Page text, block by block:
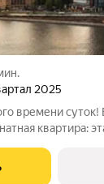
2025
времени
квартира:
с